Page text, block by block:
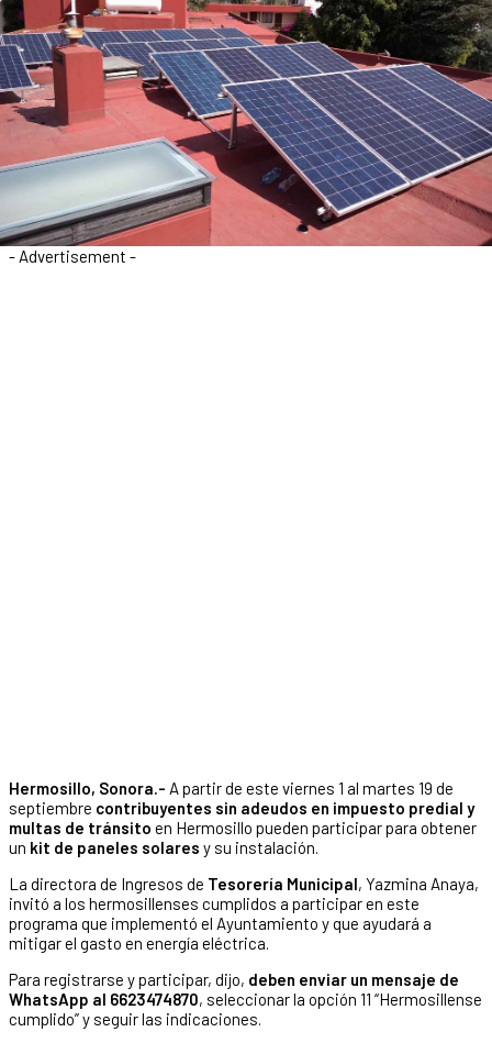
- Advertisement -
Hermosillo, Sonora.- A partir de este viernes 1 al martes 19 de
septiembre contribuyentes sin adeudos en impuesto predial y
multas de tránsito en Hermosillo pueden participar para obtener
un kit de paneles solares y su instalación.
La directora de Ingresos de Tesorería Municipal, Yazmina Anaya,
invitó a los hermosillenses cumplidos a participar en este
programa que implementó el Ayuntamiento y que ayudará a
mitigar el gasto en energía eléctrica.
Para registrarse y participar, dijo, deben enviar un mensaje de
WhatsApp al 6623474870, seleccionar la opción 11 “Hermosillense
cumplido” y seguir las indicaciones.